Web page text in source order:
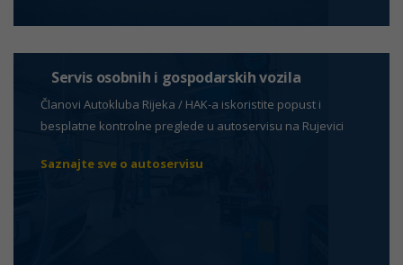
Servis osobnih i gospodarskih vozila
Članovi Autokluba Rijeka / HAK-a iskoristite popust i
besplatne kontrolne preglede u autoservisu na Rujevici
Saznajte sve o autoservisu